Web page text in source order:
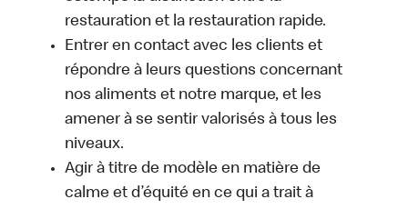
restauration et la restauration rapide.
Entrer en contact avec les clients et
répondre à leurs questions concernant
nos aliments et notre marque, et les
amener à se sentir valorisés à tous les
niveaux.
Agir à titre de modèle en matière de
calme et d’équité en ce qui a trait à